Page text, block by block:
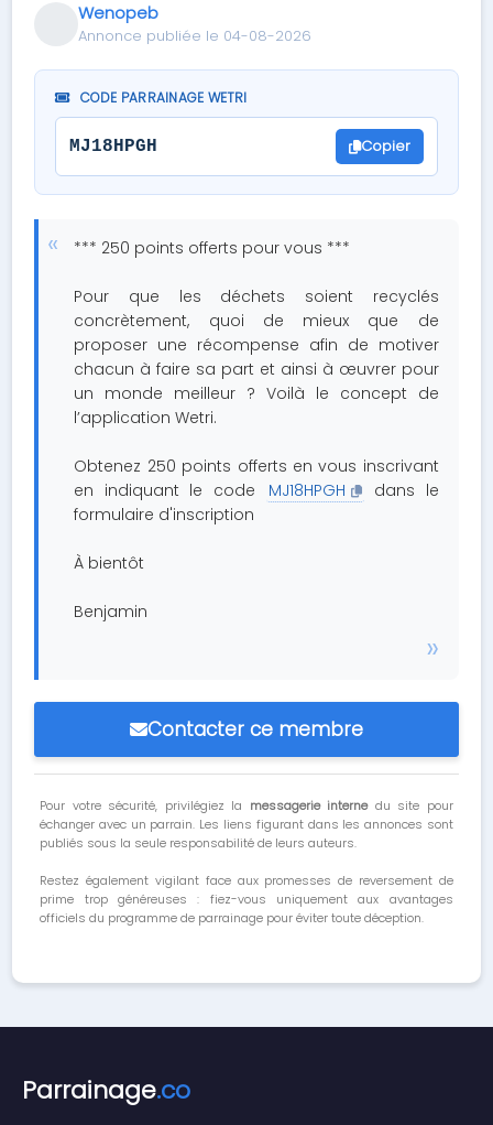
Wenopeb
Annonce publiée le 04-08-2026
CODE PARRAINAGE WETRI
MJ18HPGH Copier
*** 250 points offerts pour vous ***
Pour que les déchets soient recyclés
concrètement, quoi de mieux que de
proposer une récompense afin de motiver
chacun à faire sa part et ainsi à œuvrer pour
un monde meilleur ? Voilà le concept de
l’application Wetri.
Obtenez 250 points offerts en vous inscrivant
en indiquant le code
MJ18HPGH
dans le
formulaire d'inscription
À bientôt
Benjamin
Contacter ce membre
Pour votre sécurité, privilégiez la messagerie internedu site pour
échanger avec un parrain. Les liens figurant dans les annonces sont
publiés sous la seule responsabilité de leurs auteurs.
Restez également vigilant face aux promesses de reversement de
prime trop généreuses : fiez-vous uniquement aux avantages
officiels du programme de parrainage pour éviter toute déception.
Parrainage.co